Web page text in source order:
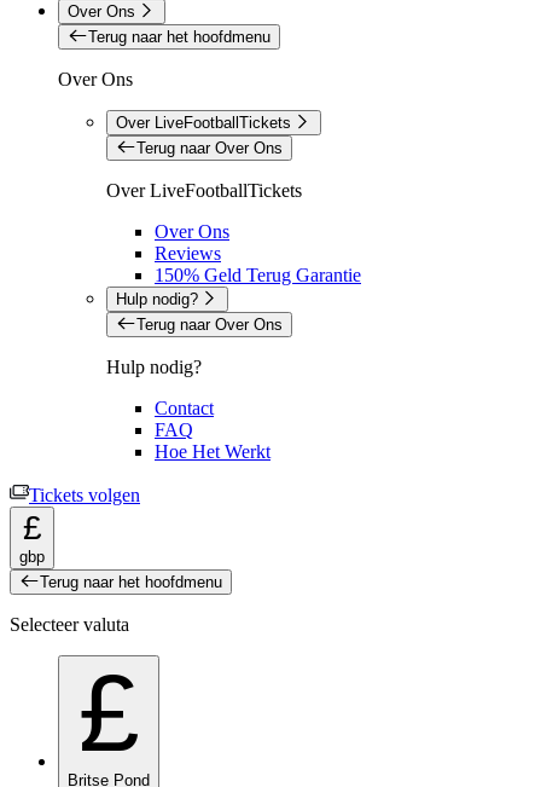
Over Ons
Terug naar het hoofdmenu
Over Ons
Over LiveFootballTickets
Terug naar Over Ons
Over LiveFootballTickets
Over Ons
Reviews
150% Geld Terug Garantie
Hulp nodig?
Terug naar Over Ons
Hulp nodig?
Contact
FAQ
Hoe Het Werkt
Tickets volgen
£
gbp
Terug naar het hoofdmenu
Selecteer valuta
£
Britse Pond